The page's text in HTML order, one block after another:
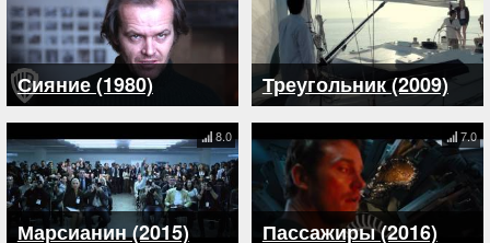
Сияние (1980) Треугольник (2009)
Марсианин (2015)
8.0
Пассажиры (2016)
7.0